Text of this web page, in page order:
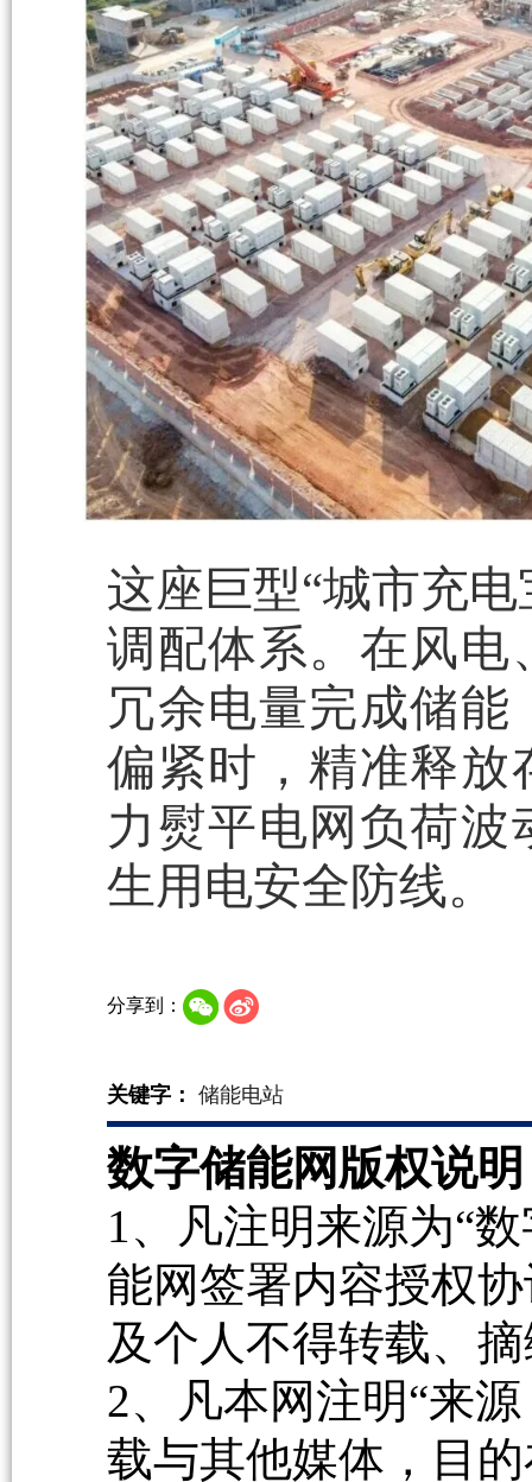
这座巨型“城市充
调配体系。在风电
冗余电量完成储
偏紧时，精准释放
力熨平电网负荷
生用电安全防线。
分享到：
关键字： 储能电站
数字储能网版权说
1、凡注明来源为“
能网签署内容授权
及个人不得转载、
2、凡本网注明“来
载与其他媒体，目